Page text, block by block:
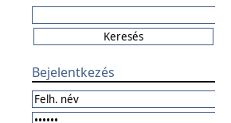
Bejelentkezés